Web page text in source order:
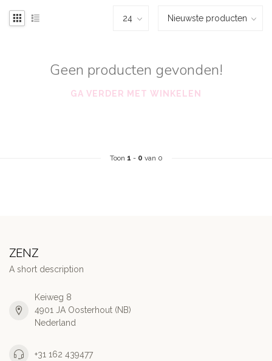
Geen producten gevonden!
GA VERDER MET WINKELEN
Toon 1 - 0 van 0
ZENZ
A short description
Keiweg 8
4901 JA Oosterhout (NB)
Nederland
+31 162 439477